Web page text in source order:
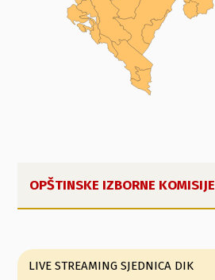
OPŠTINSKE IZBORNE KOMISIJE
LIVE STREAMING SJEDNICA DIK